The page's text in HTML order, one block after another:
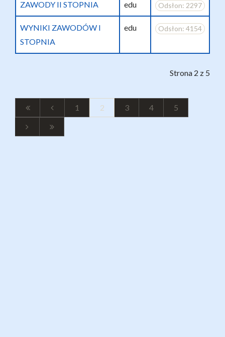
ZAWODY II STOPNIA edu Odsłon: 2297
WYNIKI ZAWODÓW I
STOPNIA
edu Odsłon: 4154
Strona 2 z 5
1 2 3 4 5